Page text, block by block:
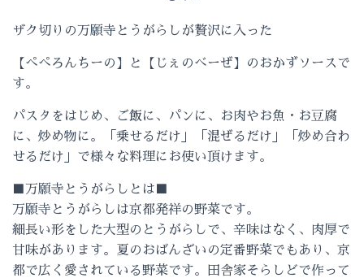
ザク切りの万願寺とうがらしが贅沢に入った
【ぺぺろんちーの】と【じぇのべーぜ】のおかずソースで
す。
パスタをはじめ、ご飯に、パンに、お肉やお魚・お豆腐
に、炒め物に。「乗せるだけ」「混ぜるだけ」「炒め合わ
せるだけ」で様々な料理にお使い頂けます。
■万願寺とうがらしとは■
万願寺とうがらしは京都発祥の野菜です。
細長い形をした大型のとうがらしで、辛味はなく、肉厚で
甘味があります。夏のおばんざいの定番野菜でもあり、京
都で広く愛されている野菜です。田舎家そらしどで作って